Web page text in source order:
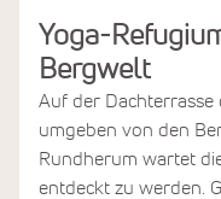
Yoga-
Bergwelt
Auf der Dachterrasse
umgeben von den
Rundherum wartet
entdeckt zu werden.